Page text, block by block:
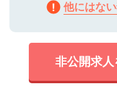
他にはな
非公開求人